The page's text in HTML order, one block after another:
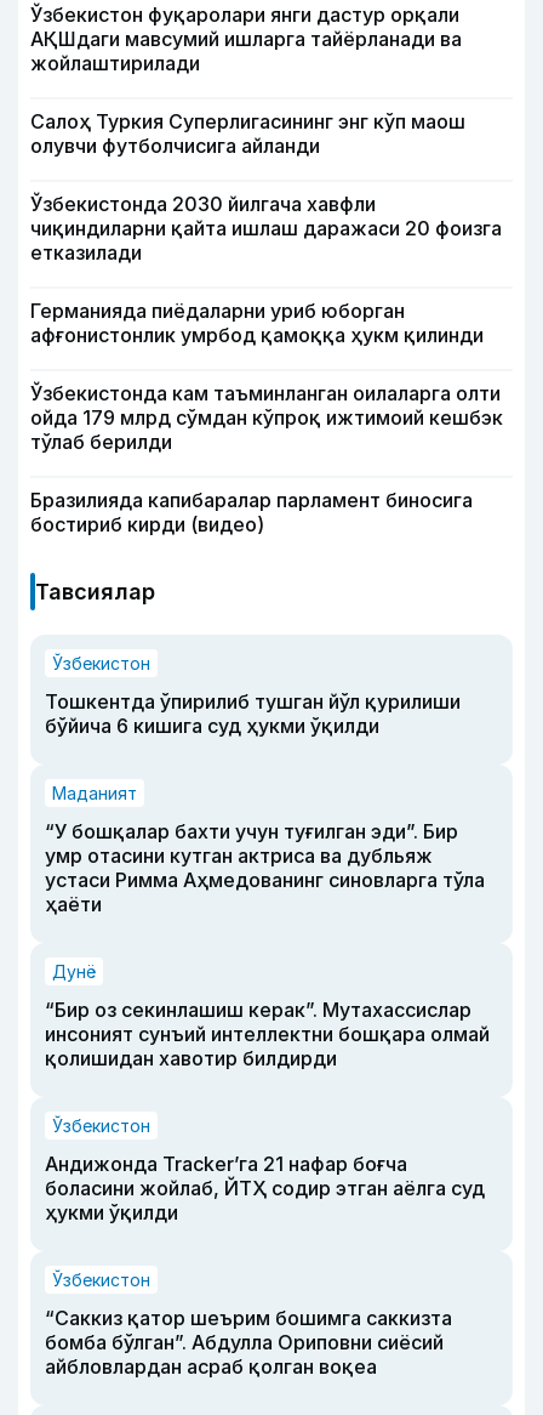
Ўзбекистон фуқаролари янги дастур орқали
АҚШдаги мавсумий ишларга тайёрланади ва
жойлаштирилади
Салоҳ Туркия Суперлигасининг энг кўп маош
олувчи футболчисига айланди
Ўзбекистонда 2030 йилгача хавфли
чиқиндиларни қайта ишлаш даражаси 20 фоизга
етказилади
Германияда пиёдаларни уриб юборган
афғонистонлик умрбод қамоққа ҳукм қилинди
Ўзбекистонда кам таъминланган оилаларга олти
ойда 179 млрд сўмдан кўпроқ ижтимоий кешбэк
тўлаб берилди
Бразилияда капибаралар парламент биносига
бостириб кирди (видео)
Тавсиялар
Ўзбекистон
Тошкентда ўпирилиб тушган йўл қурилиши
бўйича 6 кишига суд ҳукми ўқилди
Маданият
“У бошқалар бахти учун туғилган эди”. Бир
умр отасини кутган актриса ва дубльяж
устаси Римма Аҳмедованинг синовларга тўла
ҳаёти
Дунё
“Бир оз секинлашиш керак”. Мутахассислар
инсоният сунъий интеллектни бошқара олмай
қолишидан хавотир билдирди
Ўзбекистон
Андижонда Tracker’га 21 нафар боғча
боласини жойлаб, ЙТҲ содир этган аёлга суд
ҳукми ўқилди
Ўзбекистон
“Саккиз қатор шеърим бошимга саккизта
бомба бўлган”. Абдулла Ориповни сиёсий
айбловлардан асраб қолган воқеа